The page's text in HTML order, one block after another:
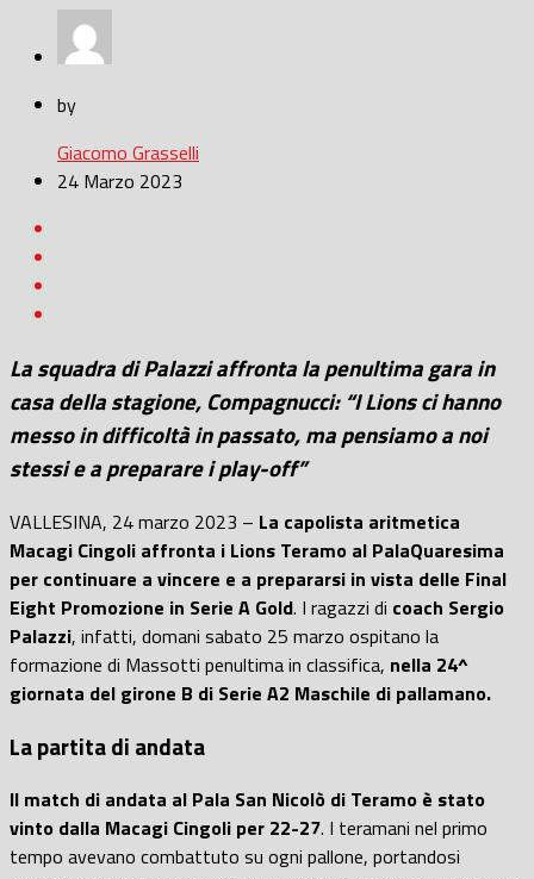
by
Giacomo Grasselli
24 Marzo 2023
La squadra di Palazzi affronta la penultima gara in
casa della stagione, Compagnucci: “I Lions ci hanno
messo in difficoltà in passato, ma pensiamo a noi
stessi e a preparare i play-off”
VALLESINA, 24 marzo 2023 – La capolista aritmetica
Macagi Cingoli affronta i Lions Teramo al PalaQuaresima
per continuare a vincere e a prepararsi in vista delle Final
Eight Promozione in Serie A Gold. I ragazzi di coach Sergio
Palazzi, infatti, domani sabato 25 marzo ospitano la
formazione di Massotti penultima in classifica, nella 24^
giornata del girone B di Serie A2 Maschile di pallamano.
La partita di andata
Il match di andata al Pala San Nicolò di Teramo è stato
vinto dalla Macagi Cingoli per 22-27. I teramani nel primo
tempo avevano combattuto su ogni pallone, portandosi